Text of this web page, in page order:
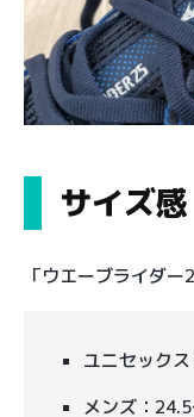
サイズ感
「ウエーブライダ
ユニセック
メンズ：